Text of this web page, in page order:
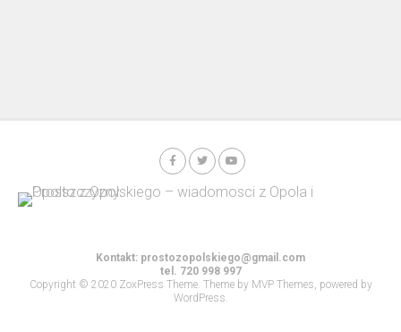
Kontakt: prostozopolskiego@gmail.com
tel. 720 998 997
Copyright © 2020 ZoxPress Theme. Theme by MVP Themes, powered by
WordPress.